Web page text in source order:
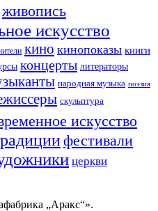
живопись
искусство
кино кинопоказы книги
концерты литераторы
народная музыка поэзия
скульптура
искусство
фестивали
церкви
„Аракс“».